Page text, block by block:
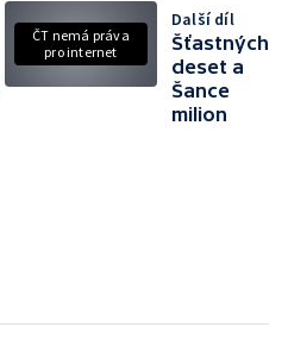
ČT nemá práva
pro internet
Další díl
Šťastných
deset a
Šance
milion